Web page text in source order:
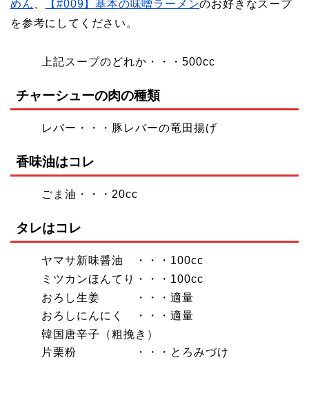
めん
【#009】基本の味噌ラーメンのお好きなスープ
を参考にしてください。
上記スープのどれか・・・500cc
チャーシューの肉の種類
レバー・・・豚レバーの竜田揚げ
香味油はコレ
ごま油・・・20cc
タレはコレ
ヤマサ新味醤油 ・・・100cc
ミツカンほんてり・・・100cc
おろし生姜 ・・・適量
おろしにんにく ・・・適量
韓国唐辛子（粗挽き）
片栗粉 ・・・とろみづけ